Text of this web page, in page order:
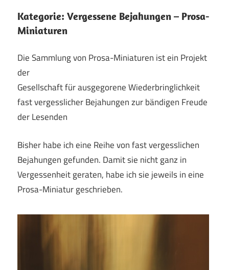
Kategorie: Vergessene Bejahungen – Prosa-
Miniaturen
Die Sammlung von Prosa-Miniaturen ist ein Projekt
der
Gesellschaft für ausgegorene Wiederbringlichkeit
fast vergesslicher Bejahungen zur bändigen Freude
der Lesenden
Bisher habe ich eine Reihe von fast vergesslichen
Bejahungen gefunden. Damit sie nicht ganz in
Vergessenheit geraten, habe ich sie jeweils in eine
Prosa-Miniatur geschrieben.